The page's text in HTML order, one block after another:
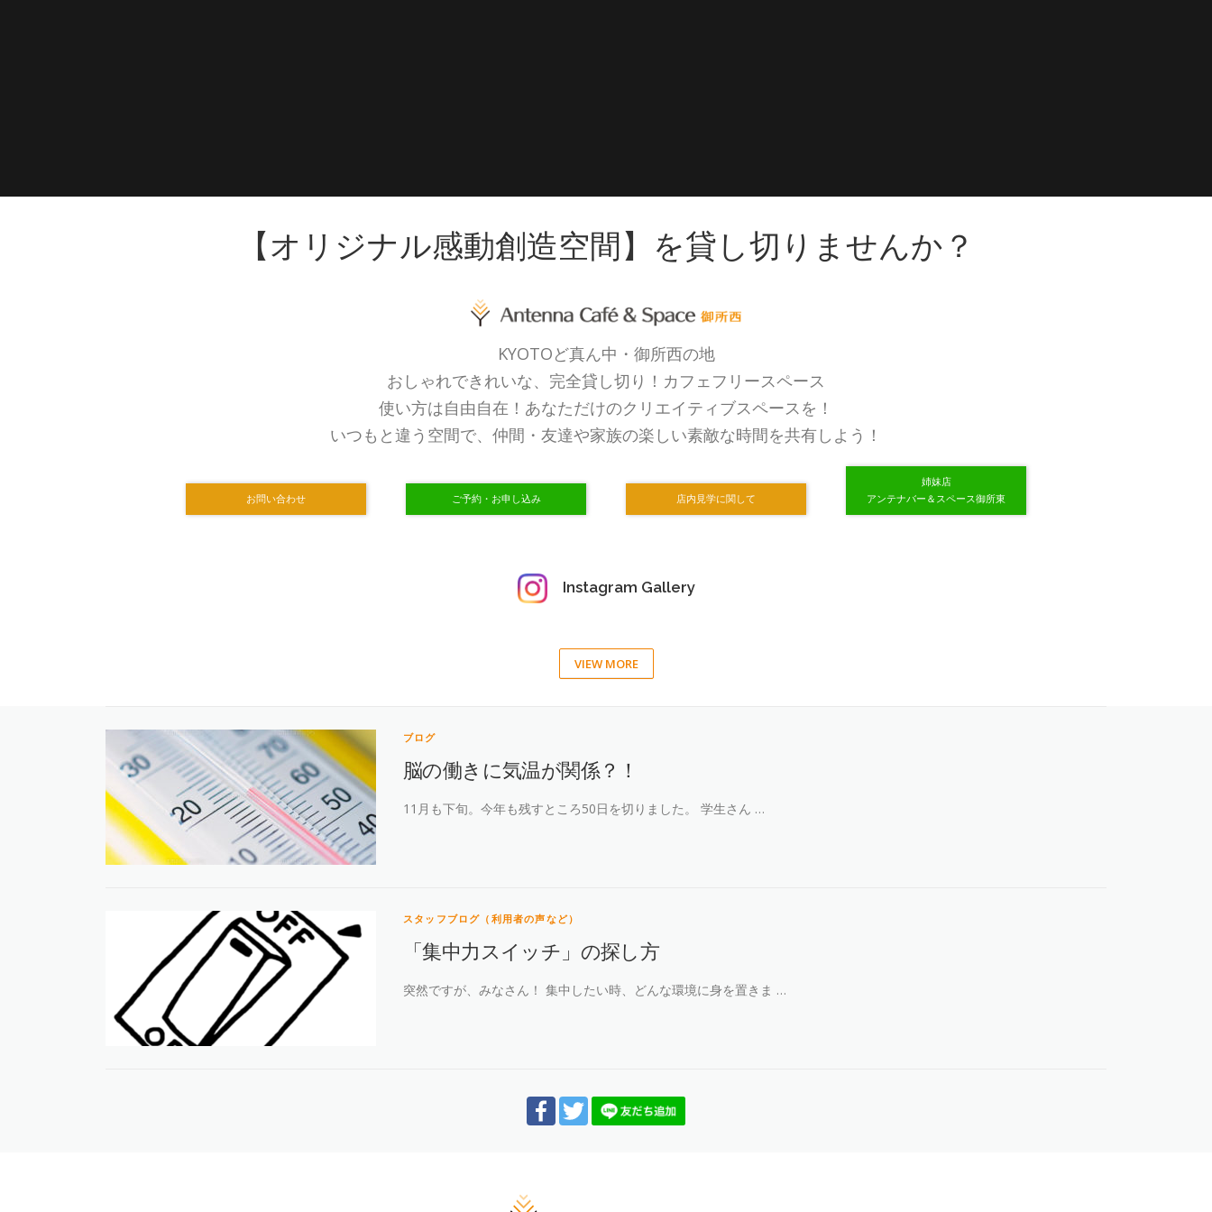
【オリジナル感動創造空間】を貸し切りませんか？
KYOTOど真ん中・御所西の地
おしゃれできれいな、完全貸し切り！カフェフリースペース
使い方は自由自在！あなただけのクリエイティブスペースを！
いつもと違う空間で、仲間・友達や家族の楽しい素敵な時間を共有しよう！
お問い合わせ ご予約・お申し込み 店内見学に関して
姉妹店
アンテナバー＆スペース御所東
Instagram Gallery
VIEW MORE
ブログ
脳の働きに気温が関係？！
11月も下旬。今年も残すところ50日を切りました。 学生さん …
スタッフブログ（利用者の声など）
「集中力スイッチ」の探し方
突然ですが、みなさん！ 集中したい時、どんな環境に身を置きま …
Facebook
Twitter